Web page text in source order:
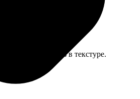
потерялись в текстуре.